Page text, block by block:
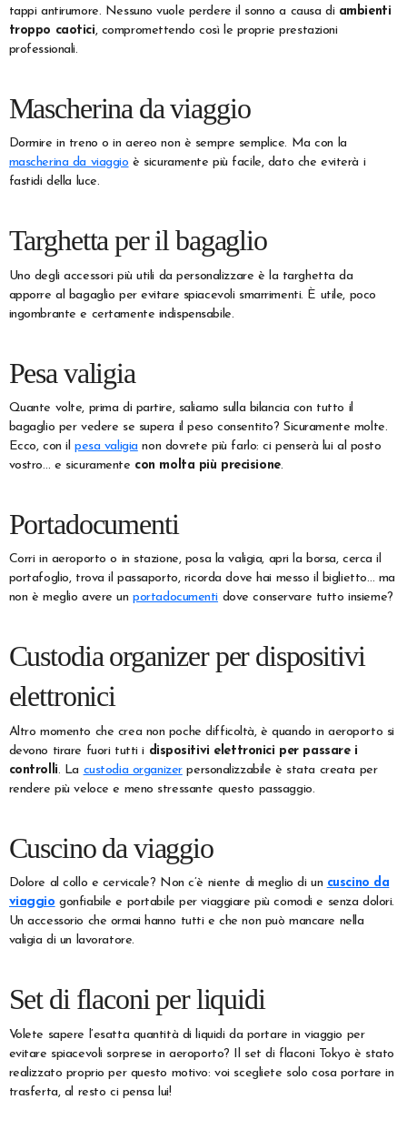
tappi antirumore. Nessuno vuole perdere il sonno a causa di ambienti
troppo caotici, compromettendo così le proprie prestazioni
professionali.
Mascherina da viaggio
Dormire in treno o in aereo non è sempre semplice. Ma con la
mascherina da viaggio è sicuramente più facile, dato che eviterà i
fastidi della luce.
Targhetta per il bagaglio
Uno degli accessori più utili da personalizzare è la targhetta da
apporre al bagaglio per evitare spiacevoli smarrimenti. È utile, poco
ingombrante e certamente indispensabile.
Pesa valigia
Quante volte, prima di partire, saliamo sulla bilancia con tutto il
bagaglio per vedere se supera il peso consentito? Sicuramente molte.
Ecco, con il pesa valigia non dovrete più farlo: ci penserà lui al posto
vostro… e sicuramente con molta più precisione.
Portadocumenti
Corri in aeroporto o in stazione, posa la valigia, apri la borsa, cerca il
portafoglio, trova il passaporto, ricorda dove hai messo il biglietto… ma
non è meglio avere unportadocumenti dove conservare tutto insieme?
Custodia organizer per dispositivi
elettronici
Altro momento che crea non poche difficoltà, è quando in aeroporto si
devono tirare fuori tutti i dispositivi elettronici per passare i
controlli. La custodia organizerpersonalizzabile è stata creata per
rendere più veloce e meno stressante questo passaggio.
Cuscino da viaggio
Dolore al collo e cervicale? Non c’è niente di meglio di un cuscino da
viaggio gonfiabile e portabile per viaggiare più comodi e senza dolori.
Un accessorio che ormai hanno tutti e che non può mancare nella
valigia di un lavoratore.
Set di flaconi per liquidi
Volete sapere l’esatta quantità di liquidi da portare in viaggio per
evitare spiacevoli sorprese in aeroporto? Il set di flaconi Tokyo è stato
realizzato proprio per questo motivo: voi scegliete solo cosa portare in
trasferta, al resto ci pensa lui!